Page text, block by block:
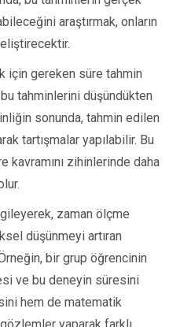
araştırmak, onların
için gereken süre tahmin
tahminlerini düşündükten
sonunda, tahmin edilen
tartışmalar yapılabilir. Bu
kavramını zihinlerinde daha
zaman ölçme
düşünmeyi artıran
bir grup öğrencinin
ve bu deneyin süresini
hem de matematik